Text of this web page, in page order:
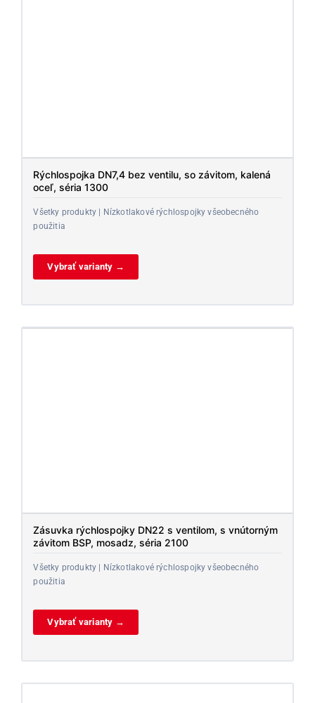
Rýchlospojka DN7,4 bez ventilu, so závitom, kalená
oceľ, séria 1300
Všetky produkty | Nízkotlakové rýchlospojky všeobecného
použitia
Vybrať varianty →
Zásuvka rýchlospojky DN22 s ventilom, s vnútorným
závitom BSP, mosadz, séria 2100
Všetky produkty | Nízkotlakové rýchlospojky všeobecného
použitia
Vybrať varianty →